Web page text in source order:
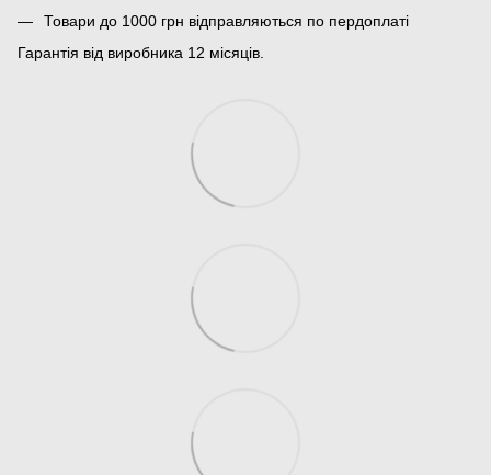
Товари до 1000 грн відправляються по пердоплаті
Гарантія від виробника 12 місяців.